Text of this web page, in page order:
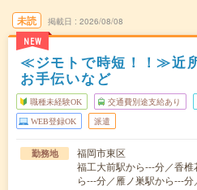
未読
NEW
掲載日 2026/08/08
≪ジモトで時短！！≫近
お手伝いなど
職種未経験OK 交通費別途支給あり
WEB登録OK 派遣
勤務地
福岡市東区
福工大前駅から---分／香
ら---分／雁ノ巣駅から---